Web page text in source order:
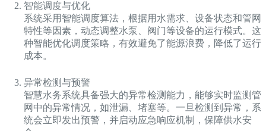
智能调度与优化
系统采用智能调度算法，根据用水需求、设备状态和管网
特性等因素，动态调整水泵、阀门等设备的运行模式。这
种智能优化调度策略，有效避免了能源浪费，降低了运行
成本。
异常检测与预警
智慧水务系统具备强大的异常检测能力，能够实时监测管
网中的异常情况，如泄漏、堵塞等。一旦检测到异常，系
统会立即发出预警，并启动应急响应机制，保障供水安